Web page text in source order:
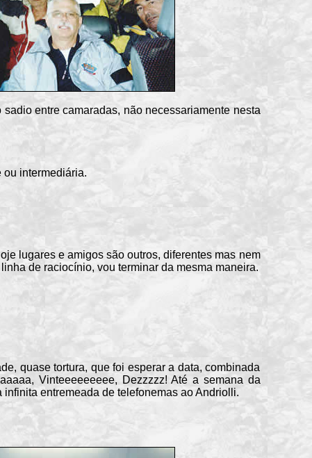
entre camaradas, não necessariamente nesta
ou intermediária.
lugares e amigos são outros, diferentes mas nem
de raciocínio, vou terminar da mesma maneira.
quase tortura, que foi esperar a data, combinada
Vinteeeeeeeee, Dezzzzz! Até a semana da
entremeada de telefonemas ao Andriolli.